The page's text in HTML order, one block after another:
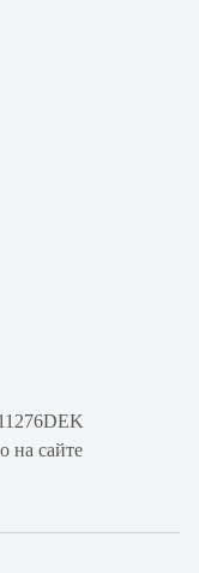
на сайте